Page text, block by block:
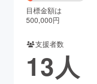
Creation
コミュニティ
目標金額は
500,000円
支援者数
13人